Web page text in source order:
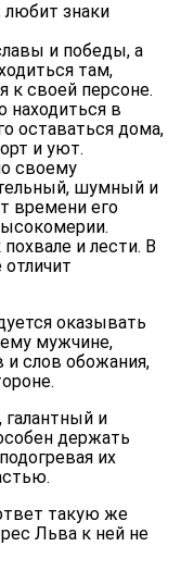
любит знаки
и победы, а
там,
к своей персоне.
находиться в
оставаться дома,
и уют.
своему
шумный и
времени его
и лести. В
оказывать
мужчине,
слов обожания,
и
держать
их
такую же
Льва к ней не